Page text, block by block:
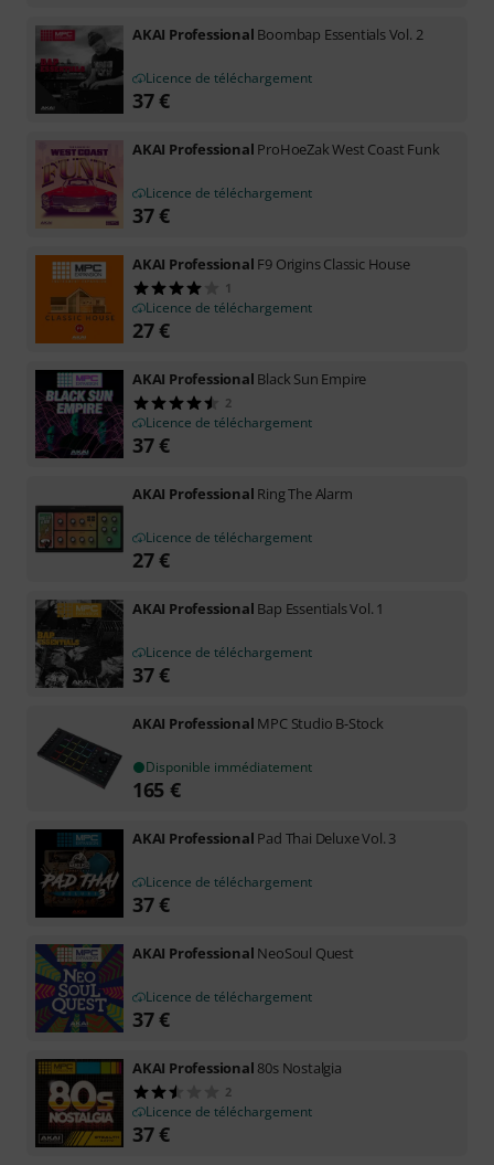
AKAI Professional Boombap Essentials Vol. 2
Licence de téléchargement
37€
AKAI Professional ProHoeZak West Coast Funk
Licence de téléchargement
37€
AKAI Professional F9 Origins Classic House
1
Licence de téléchargement
27€
AKAI Professional Black Sun Empire
2
Licence de téléchargement
37€
AKAI Professional Ring The Alarm
Licence de téléchargement
27€
AKAI Professional Bap Essentials Vol. 1
Licence de téléchargement
37€
AKAI Professional MPC Studio B-Stock
Disponible immédiatement
165 €
AKAI Professional Pad Thai Deluxe Vol. 3
Licence de téléchargement
37€
AKAI Professional NeoSoul Quest
Licence de téléchargement
37€
AKAI Professional 80s Nostalgia
2
Licence de téléchargement
37€